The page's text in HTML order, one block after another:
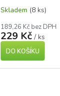
Skladem (8 ks)
189,26 Kč bez DPH
229 Kč / ks
DO KOŠÍKU